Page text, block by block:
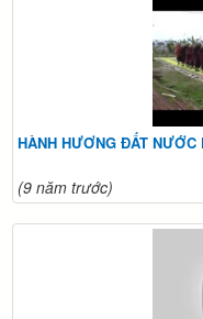
HÀNH HƯƠNG ĐẤT NƯỚC
(9 năm trước)